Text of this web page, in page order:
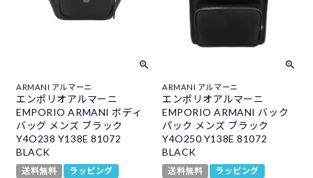
ARMANI アルマーニ
エンポリオアルマーニ
EMPORIO ARMANI ボディ
バッグ メンズ ブラック
Y4O238 Y138E 81072
BLACK
送料無料 ラッピング
ARMANI アルマーニ
エンポリオアルマーニ
EMPORIO ARMANI バック
パック メンズ ブラック
Y4O250 Y138E 81072
BLACK
送料無料 ラッピング